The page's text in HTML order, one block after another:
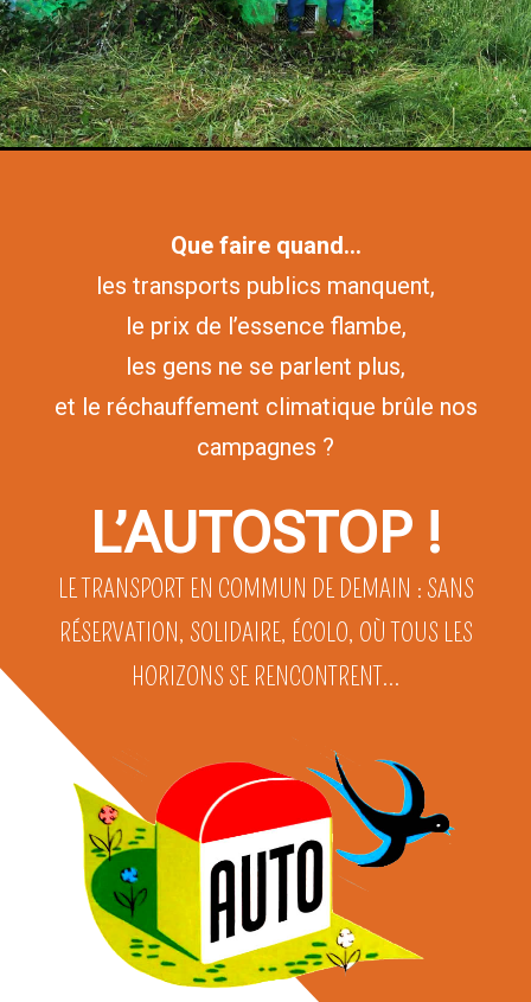
Que faire quand…
les transports publics manquent,
le prix de l’essence flambe,
les gens ne se parlent plus,
et le réchauffement climatique brûle nos
campagnes ?
L’AUTOSTOP !
LE TRANSPORT EN COMMUN DE DEMAIN : SANS
RÉSERVATION, SOLIDAIRE, ÉCOLO, OÙ TOUS LES
HORIZONS SE RENCONTRENT…